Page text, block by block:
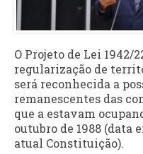
O Projeto de Lei 1942/
regularização de
será reconhecida a
remanescentes das
que a estavam
outubro de 1988 (data
atual Constituição).